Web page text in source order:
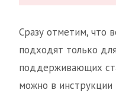
Сразу отметим, что
подходят только
поддерживающих
можно в инструкции